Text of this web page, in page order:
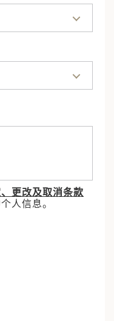
更改及取消条款
人信息。